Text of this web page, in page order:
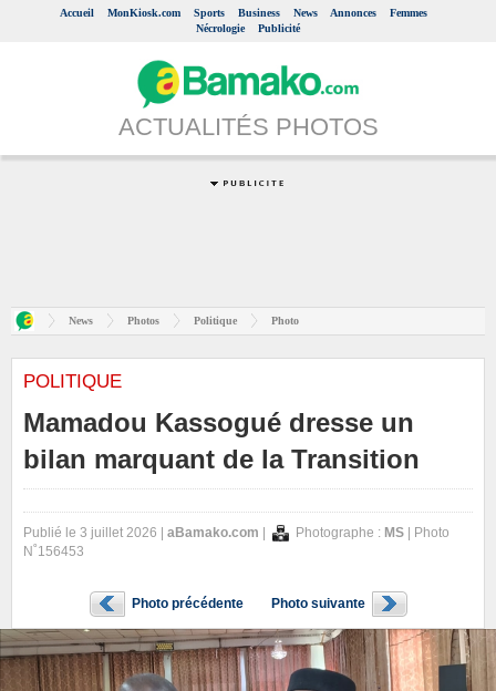
Accueil MonKiosk.com Sports Business News Annonces
Femmes
Nécrologie
Publicité
ACTUALITÉS PHOTOS
News Photos Politique Photo
POLITIQUE
Mamadou Kassogué dresse un
bilan marquant de la Transition
Publié le 3 juillet 2026 | aBamako.com Photographe : MS | Photo
N˚156453
Photo précédente Photo suivante